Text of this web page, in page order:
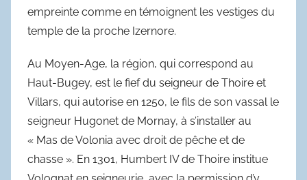
empreinte comme en témoignent les vestiges du
temple de la proche Izernore.
Au Moyen-Age, la région, qui correspond au
Haut-Bugey, est le fief du seigneur de Thoire et
Villars, qui autorise en 1250, le fils de son vassal le
seigneur Hugonet de Mornay, à s’installer au
« Mas de Volonia avec droit de pêche et de
chasse ». En 1301, Humbert IV de Thoire institue